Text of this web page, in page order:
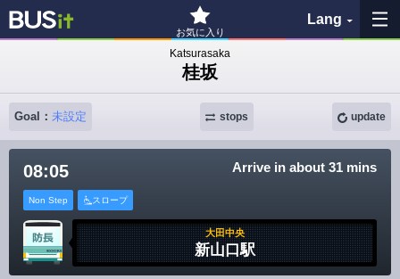
お気に入り
Lang
History
See the map
各バス会社リンク先
Katsurasaka
桂坂
Goal： 未設定 update
stops
08:05 Arrive in about 31 mins
Non Step スロープ
大田中央
新山口駅